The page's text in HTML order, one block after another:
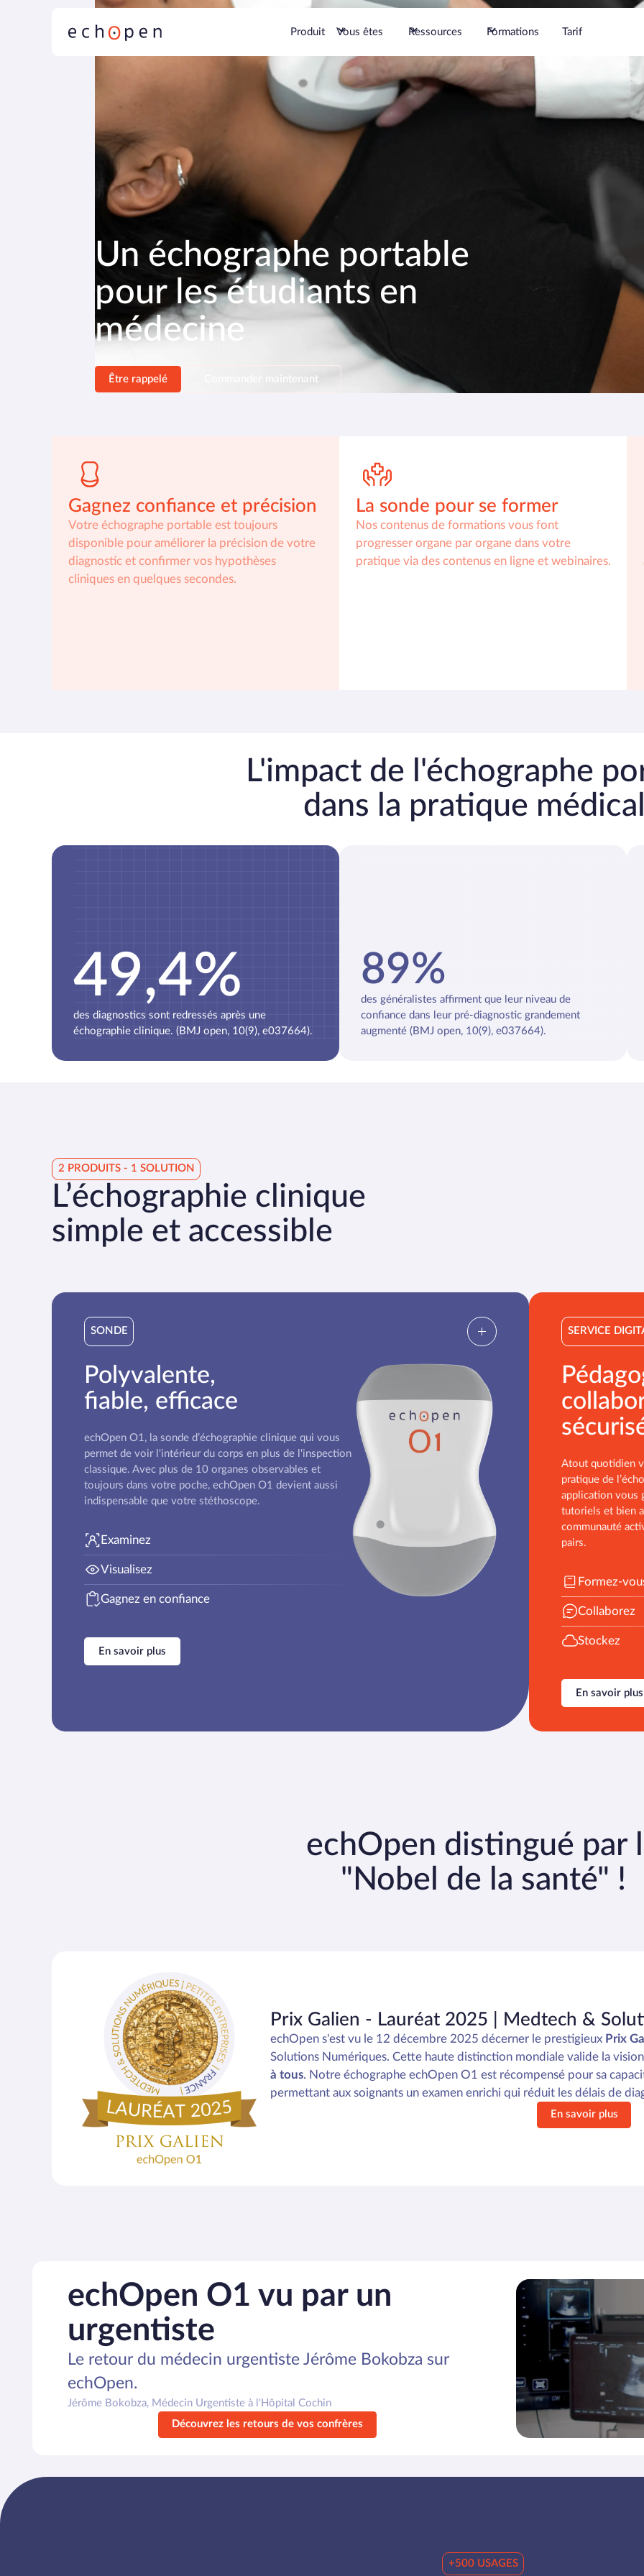
Produit Vous êtes Ressources Formations Tarif
Un échographe portable
pour les étudiants en
médecine
Être rappelé Commander maintenant
Gagnez confiance et précision
Votre échographe portable est toujours
disponible pour améliorer la précision de votre
diagnostic et confirmer vos hypothèses
cliniques en quelques secondes.
La sonde pour se former
Nos contenus de formations vous font
progresser organe par organe dans votre
pratique via des contenus en ligne et webinaires.
L'impact de l'échographe
dans la pratique
49,4%
des diagnostics sont redressés après une
échographie clinique. (BMJ open, 10(9), e037664).
89%
des généralistes affirment que leur niveau de
confiance dans leur pré-diagnostic grandement
augmenté (BMJ open, 10(9), e037664).
2 PRODUITS - 1 SOLUTION
L’échographie clinique
simple et accessible
SONDE
Polyvalente,
fiable, efficace
echOpen O1, la sonde d’échographie clinique qui vous
permet de voir l'intérieur du corps en plus de l'inspection
classique. Avec plus de 10 organes observables et
toujours dans votre poche, echOpen O1 devient aussi
indispensable que votre stéthoscope.
Examinez
Visualisez
Gagnez en confiance
En savoir plus
SERVICE
Atout quotidien
pratique de
application vous
tutoriels et bien
communauté
pairs.
Formez-
Collaborez
Stockez
En savoir plus
echOpen distingué par
"Nobel de la santé" !
Prix Galien - Lauréat 2025 | Medtech &
echOpen s'est vu le 12 décembre 2025 décerner le prestigieux Prix
Solutions Numériques. Cette haute distinction mondiale valide la
à tous. Notre échographe echOpen O1 est récompensé pour sa
permettant aux soignants un examen enrichi qui réduit les délais de
En savoir plus
echOpen O1 vu par un
urgentiste
Le retour du médecin urgentiste Jérôme Bokobza sur
echOpen.
Jérôme Bokobza, Médecin Urgentiste à l'Hôpital Cochin
Découvrez les retours de vos confrères
+500 USAGES